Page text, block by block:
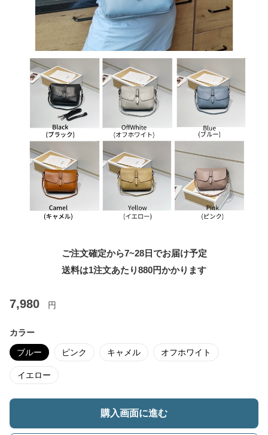
ご注文確定から7~28日でお届け予定
送料は1注文あたり880円かかります
7,980 円
カラー
ブルー ピンク キャメル オフホワイト
イエロー
購入画面に進む